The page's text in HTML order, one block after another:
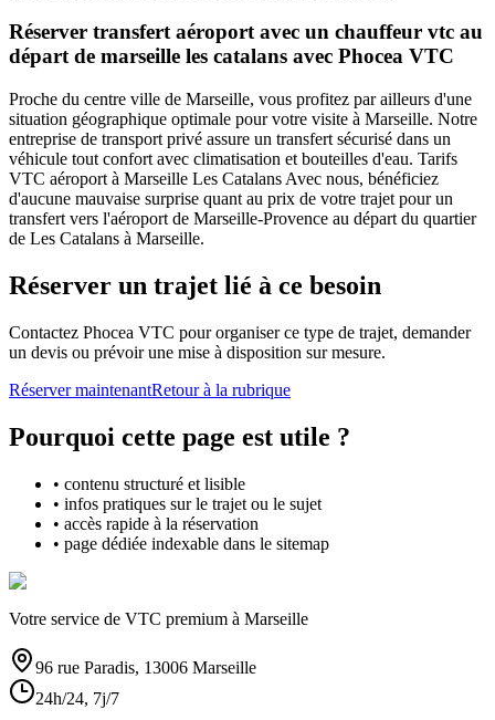
Réserver transfert aéroport avec un chauffeur vtc au
départ de marseille les catalans avec Phocea VTC
Proche du centre ville de Marseille, vous profitez par ailleurs d'une
situation géographique optimale pour votre visite à Marseille. Notre
entreprise de transport privé assure un transfert sécurisé dans un
véhicule tout confort avec climatisation et bouteilles d'eau. Tarifs
VTC aéroport à Marseille Les Catalans Avec nous, bénéficiez
d'aucune mauvaise surprise quant au prix de votre trajet pour un
transfert vers l'aéroport de Marseille-Provence au départ du quartier
de Les Catalans à Marseille.
Réserver un trajet lié à ce besoin
Contactez Phocea VTC pour organiser ce type de trajet, demander
un devis ou prévoir une mise à disposition sur mesure.
Réserver maintenantRetour à la rubrique
Pourquoi cette page est utile ?
• contenu structuré et lisible
• infos pratiques sur le trajet ou le sujet
• accès rapide à la réservation
• page dédiée indexable dans le sitemap
Votre service de VTC premium à Marseille
96 rue Paradis, 13006 Marseille
24h/24, 7j/7